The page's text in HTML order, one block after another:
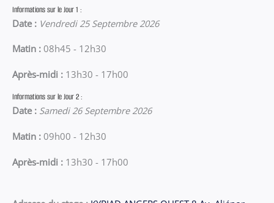
Informations sur le Jour 1 :
Date : Vendredi 25 Septembre 2026
Matin : 08h45 - 12h30
Après-midi : 13h30 - 17h00
Informations sur le Jour 2 :
Date : Samedi 26 Septembre 2026
Matin : 09h00 - 12h30
Après-midi : 13h30 - 17h00